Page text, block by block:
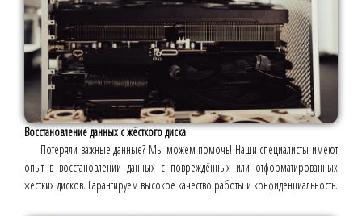
Восстановление данных с жёсткого диска
Потеряли важные данные? Мы можем помочь! Наши специалисты имеют
опыт в восстановлении данных с повреждённых или отформатированных
жёстких дисков. Гарантируем высокое качество работы и конфиденциальность.